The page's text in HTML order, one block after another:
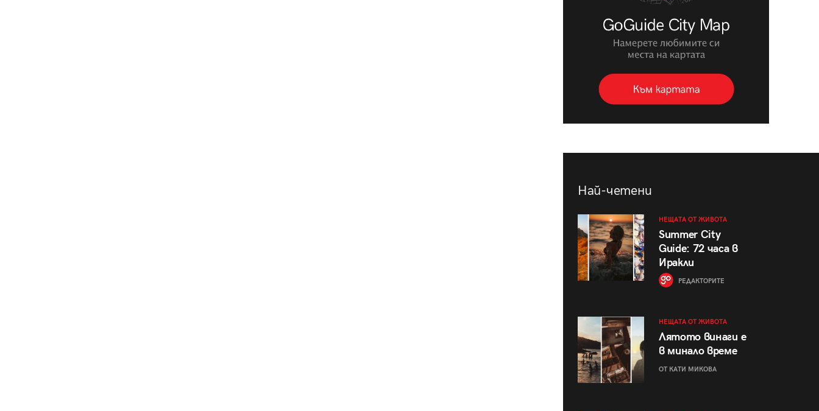
Най-четени
НЕЩАТА ОТ ЖИВОТА
Summer City
Guide: 72 часа в
Иракли
РЕДАКТОРИТЕ
НЕЩАТА ОТ ЖИВОТА
Лятото винаги е
в минало време
ОТ КАТИ МИКОВА